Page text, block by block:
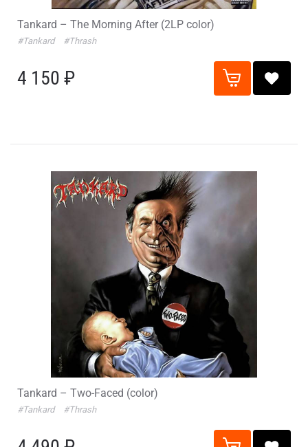
Tankard – The Morning After (2LP color)
#Tankard #Thrash
4 150 ₽
Tankard – Two-Faced (color)
#Tankard #Thrash